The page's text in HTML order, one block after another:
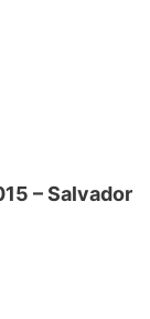
– Salvador